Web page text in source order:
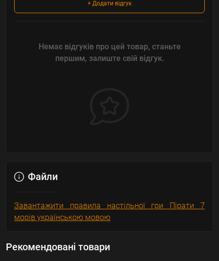
+ Додати відгук
Немає відгуків про цей товар, станьте
першим, залиште свій відгук.
Файли
Завантажити правила настільної гри Пірати 7
морів українською мовою
Рекомендовані товари